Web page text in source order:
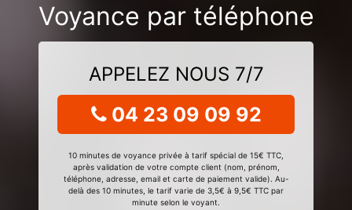
Voyance par téléphone
APPELEZ NOUS 7/7
04 23 09 09 92
10 minutes de voyance privée à tarif spécial de 15€ TTC,
après validation de votre compte client (nom, prénom,
téléphone, adresse, email et carte de paiement valide). Au-
delà des 10 minutes, le tarif varie de 3,5€ à 9,5€ TTC par
minute selon le voyant.